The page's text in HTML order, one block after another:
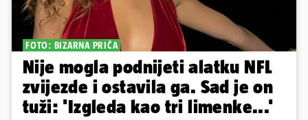
FOTO: BIZARNA PRIČA
Nije mogla podnijeti alatku NFL
zvijezde i ostavila ga. Sad je on
tuži: 'Izgleda kao tri limenke...'